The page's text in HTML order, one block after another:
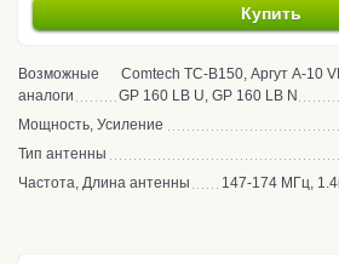
Купить
Возможные
аналоги
Comtech TC-B150, Аргут A-10
GP 160 LB U, GP 160 LB N
Мощность, Усиление
Тип антенны
Частота, Длина антенны
147-174 МГц,